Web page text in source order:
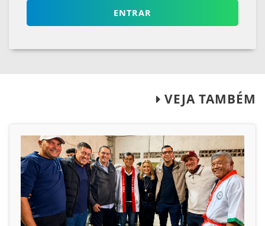
ENTRAR
VEJA TAMBÉM